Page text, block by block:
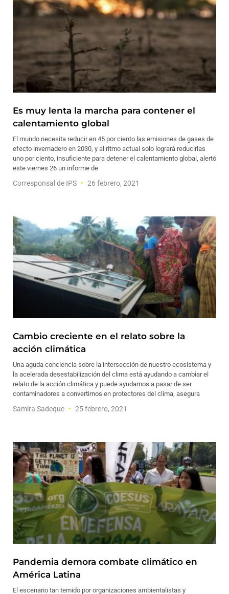
Es muy lenta la marcha para contener el
calentamiento global
El mundo necesita reducir en 45 por ciento las emisiones de gases de
efecto invernadero en 2030, y al ritmo actual solo logrará reducirlas
uno por ciento, insuficiente para detener el calentamiento global, alertó
este viernes 26 un informe de
Corresponsal de IPS 26 febrero, 2021
Cambio creciente en el relato sobre la
acción climática
Una aguda conciencia sobre la intersección de nuestro ecosistema y
la acelerada desestabilización del clima está ayudando a cambiar el
relato de la acción climática y puede ayudarnos a pasar de ser
contaminadores a convertirnos en protectores del clima, asegura
Samira Sadeque 25 febrero, 2021
Pandemia demora combate climático en
América Latina
El escenario tan temido por organizaciones ambientalistas y